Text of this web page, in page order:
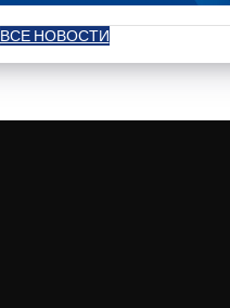
ВСЕ НОВОСТИ